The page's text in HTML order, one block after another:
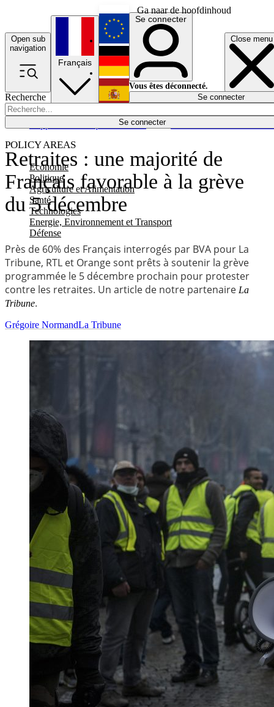
Ga naar de hoofdinhoud
Open sub
navigation
Close menu
Recherche
Se connecter
POLICY AREAS
Economie
Politique
Agriculture et Alimentation
Santé
Technologies
Energie, Environnement et Transport
Défense
Économie
Français
English
Deutsch
Español
Se connecter
Vous êtes déconnecté.
Se connecter
Retraites : une majorité de
Français favorable à la grève
du 5 décembre
Près de 60% des Français interrogés par BVA pour La
Tribune, RTL et Orange sont prêts à soutenir la grève
programmée le 5 décembre prochain pour protester
contre les retraites. Un article de notre partenaire La
Tribune.
Grégoire NormandLa Tribune